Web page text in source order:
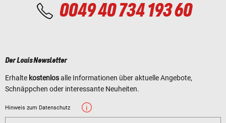
0049 40 734 193 60
Der Louis Newsletter
Erhalte kostenlosalle Informationen über aktuelle Angebote,
Schnäppchen oder interessante Neuheiten.
Hinweis zum Datenschutz